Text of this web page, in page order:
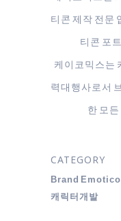
티콘 제작 전문
티콘 포
케이코믹스는
력대행사로서
한 모
CATEGORY
Brand
캐릭터개발